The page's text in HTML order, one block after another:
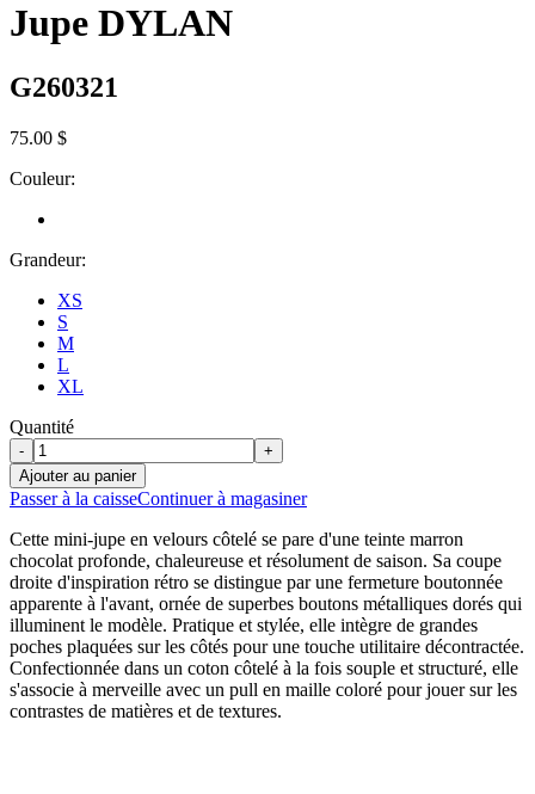
Jupe DYLAN
G260321
75.00 $
Couleur:
Grandeur:
XS
S
M
L
XL
Quantité
-
+
Ajouter au panier
Passer à la caisseContinuer à magasiner
Cette mini-jupe en velours côtelé se pare d'une teinte marron
chocolat profonde, chaleureuse et résolument de saison. Sa coupe
droite d'inspiration rétro se distingue par une fermeture boutonnée
apparente à l'avant, ornée de superbes boutons métalliques dorés qui
illuminent le modèle. Pratique et stylée, elle intègre de grandes
poches plaquées sur les côtés pour une touche utilitaire décontractée.
Confectionnée dans un coton côtelé à la fois souple et structuré, elle
s'associe à merveille avec un pull en maille coloré pour jouer sur les
contrastes de matières et de textures.